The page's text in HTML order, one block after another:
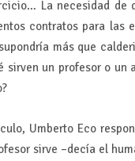
La necesidad de
contratos para las
más que
sirven un profesor o
Umberto Eco
sirve –decía el